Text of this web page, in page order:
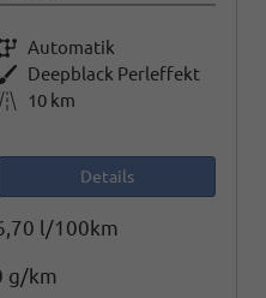
Getriebe Automatik
Außenfarbe Deepblack Perleffekt
Kilometerstand
10 km
Details
l/100km
g/km